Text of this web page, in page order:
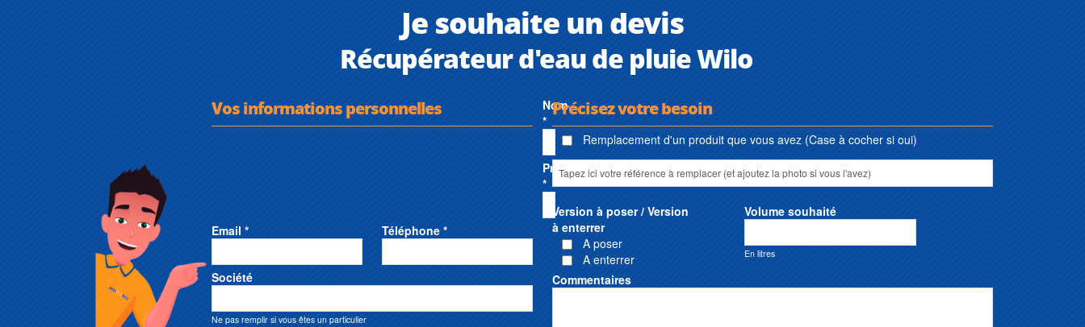
Je souhaite un devis
Récupérateur d'eau de pluie Wilo
Vos informations personnelles
Nom
*
Prénom
*
Email * Téléphone *
Société
Ne pas remplir si vous êtes un particulier
Précisez votre besoin
Remplacement d'un produit que vous avez (Case à cocher si oui)
Version à poser / Version
à enterrer
A poser
A enterrer
Volume souhaité
En litres
Commentaires